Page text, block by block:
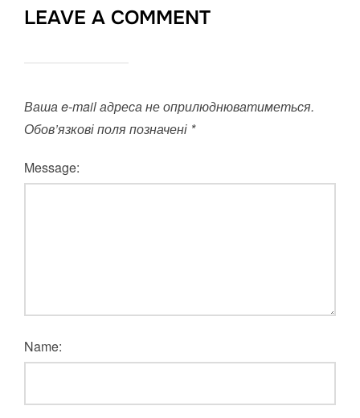
LEAVE A COMMENT
Ваша e-mail адреса не оприлюднюватиметься.
Обов’язкові поля позначені *
Message:
Name: